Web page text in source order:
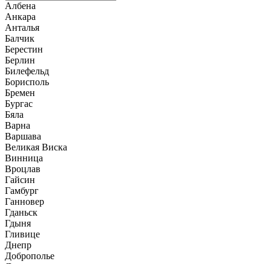
Албена
Анкара
Анталья
Балчик
Берестин
Берлин
Билефельд
Борисполь
Бремен
Бургас
Бяла
Варна
Варшава
Великая Виска
Винница
Вроцлав
Гайсин
Гамбург
Ганновер
Гданьск
Гдыня
Гливице
Днепр
Доброполье